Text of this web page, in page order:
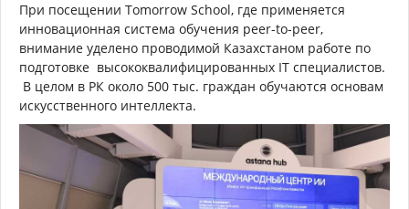
При посещении Tomorrow School, где применяется
инновационная система обучения peer-to-peer,
внимание уделено проводимой Казахстаном работе по
подготовке высококвалифицированных IT специалистов.
В целом в РК около 500 тыс. граждан обучаются основам
искусственного интеллекта.